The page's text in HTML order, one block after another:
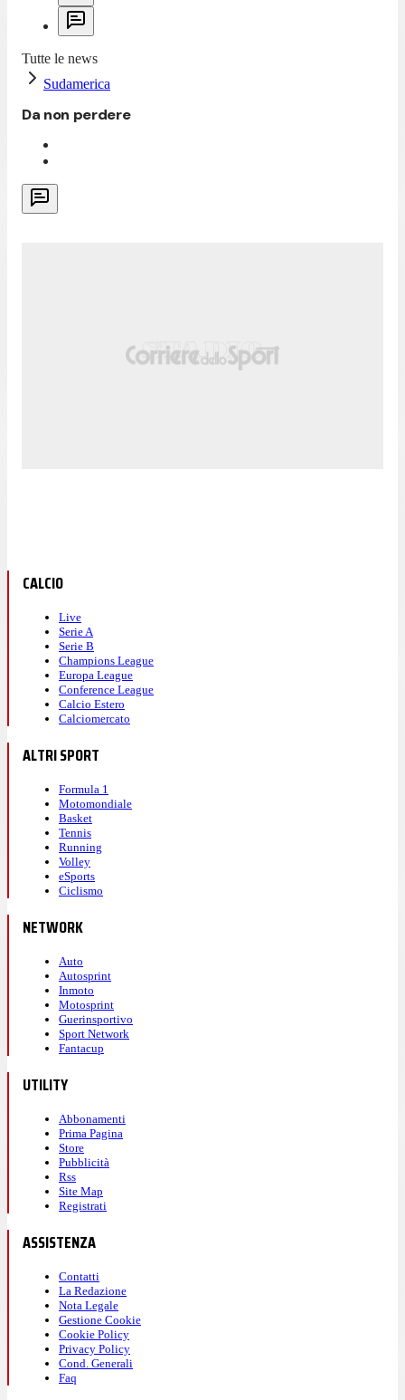
Tutte le news
Sudamerica
Da non perdere
CALCIO
Live
Serie A
Serie B
Champions League
Europa League
Conference League
Calcio Estero
Calciomercato
ALTRI SPORT
Formula 1
Motomondiale
Basket
Tennis
Running
Volley
eSports
Ciclismo
NETWORK
Auto
Autosprint
Inmoto
Motosprint
Guerinsportivo
Sport Network
Fantacup
UTILITY
Abbonamenti
Prima Pagina
Store
Pubblicità
Rss
Site Map
Registrati
ASSISTENZA
Contatti
La Redazione
Nota Legale
Gestione Cookie
Cookie Policy
Privacy Policy
Cond. Generali
Faq